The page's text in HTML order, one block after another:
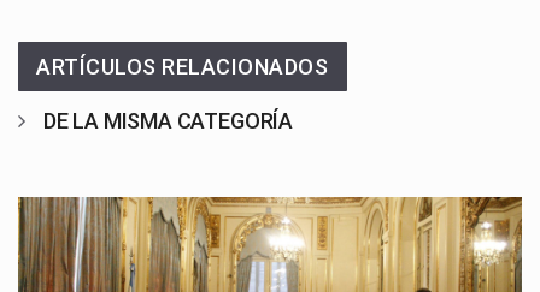
ARTÍCULOS RELACIONADOS
DE LA MISMA CATEGORÍA